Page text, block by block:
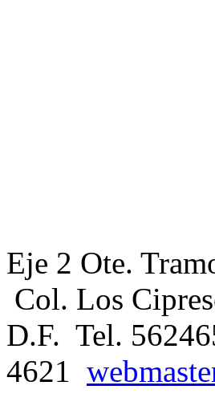
Eje 2 Ote.
Col. Los
D.F. Tel.
4621